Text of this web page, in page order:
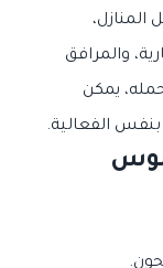
والمرافق
يمكن
بنفس الفعالية.